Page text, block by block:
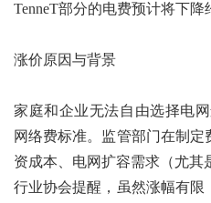
TenneT部分的电费预计将下降
涨价原因与背景
家庭和企业无法自由选择电
网络费标准。监管部门在制
资成本、电网扩容需求（尤其
行业协会提醒，虽然涨幅有